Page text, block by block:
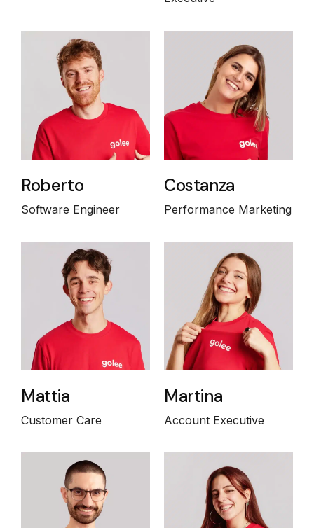
Roberto
Software Engineer
Costanza
Performance Marketing
Mattia
Customer Care
Martina
Account Executive